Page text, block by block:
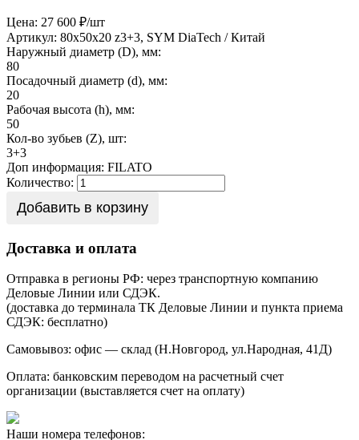
Цена: 27 600 ₽/шт
Артикул: 80х50х20 z3+3, SYM DiaTech / Китай
Наружный диаметр (D), мм:
80
Посадочный диаметр (d), мм:
20
Рабочая высота (h), мм:
50
Кол-во зубьев (Z), шт:
3+3
Доп информация: FILATO
Количество:
Добавить в корзину
Доставка и оплата
Отправка в регионы РФ: через транспортную компанию
Деловые Линии или СДЭК.
(доставка до терминала ТК Деловые Линии и пункта приема
СДЭК: бесплатно)
Самовывоз: офис — склад (Н.Новгород, ул.Народная, 41Д)
Оплата: банковским переводом на расчетный счет
организации (выставляется счет на оплату)
Наши номера телефонов: